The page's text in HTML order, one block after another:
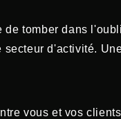
tomber dans
d'activité.
vous et vos